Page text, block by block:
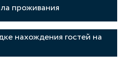
проживания
нахождения гостей на